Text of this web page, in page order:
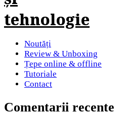
Noutăți
Review & Unboxing
Țepe online & offline
Tutoriale
Contact
Comentarii recente